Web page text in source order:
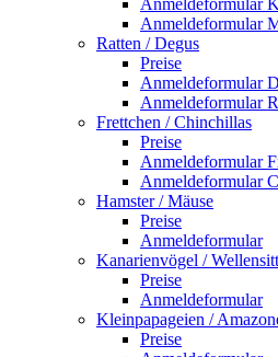
Anmeldeformular
Anmeldeformular
Ratten / Degus
Preise
Anmeldeformular
Anmeldeformular
Frettchen / Chinchillas
Preise
Anmeldeformular
Anmeldeformular
Hamster / Mäuse
Preise
Anmeldeformular
Kanarienvögel /
Preise
Anmeldeformular
Kleinpapageien /
Preise